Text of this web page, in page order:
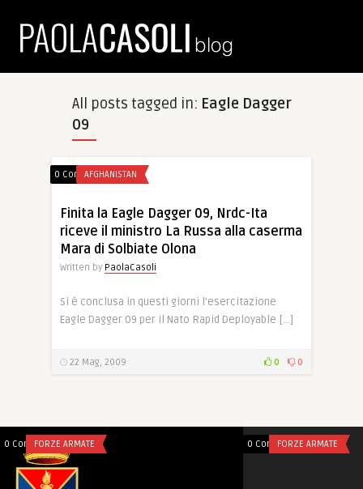
All posts tagged in: Eagle Dagger
09
0 CommentsAFGHANISTAN
Finita la Eagle Dagger 09, Nrdc-Ita
riceve il ministro La Russa alla caserma
Mara di Solbiate Olona
Written by PaolaCasoli
Si è conclusa in questi giorni l’esercitazione
Eagle Dagger 09 per il Nato Rapid Deployable […]
22 Mag, 2009 0 0
0 CommentsFORZE ARMATE 0 CommentsFORZE ARMATE